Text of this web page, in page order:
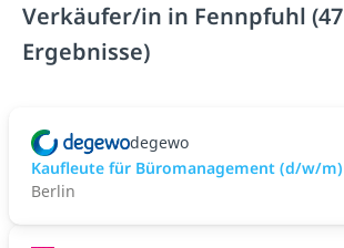
Verkäufer/in in Fennpfuhl (47
Ergebnisse)
degewo
Kaufleute für Büromanagement (d/w/m)
Berlin